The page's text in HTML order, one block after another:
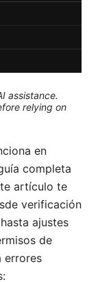
assistance.
relying on
en
completa
artículo te
verificación
ajustes
de
errores